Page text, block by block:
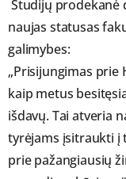
Studijų prodekanė
naujas statusas
galimybes:
„Prisijungimas prie
kaip metus
išdavų. Tai atveria
tyrėjams įsitraukti į
prie pažangiausių